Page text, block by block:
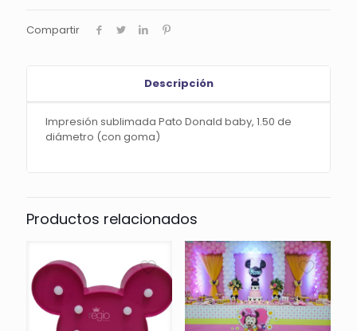
Compartir
Descripción
Impresión sublimada Pato Donald baby, 1.50 de
diámetro (con goma)
Productos relacionados